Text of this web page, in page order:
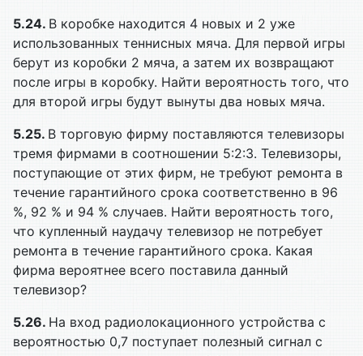
5.24. В коробке находится 4 новых и 2 уже
использованных теннисных мяча. Для первой игры
берут из коробки 2 мяча, а затем их возвращают
после игры в коробку. Найти вероятность того, что
для второй игры будут вынуты два новых мяча.
5.25. В торговую фирму поставляются телевизоры
тремя фирмами в соотношении 5:2:3. Телевизоры,
поступающие от этих фирм, не требуют ремонта в
течение гарантийного срока соответственно в 96
%, 92 % и 94 % случаев. Найти вероятность того,
что купленный наудачу телевизор не потребует
ремонта в течение гарантийного срока. Какая
фирма вероятнее всего поставила данный
телевизор?
5.26. На вход радиолокационного устройства с
вероятностью 0,7 поступает полезный сигнал с